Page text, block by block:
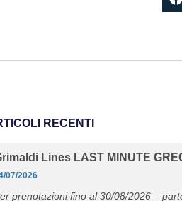
RECENTI
Lines LAST MINUTE
07/2026
prenotazioni fino al 30/08/2026 –